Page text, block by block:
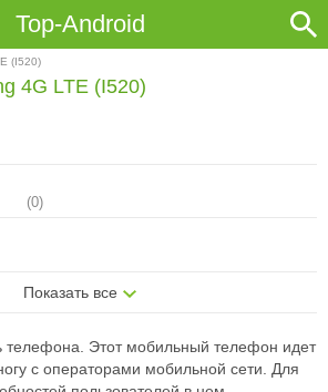
Top-Android
(I520)
(0)
Показать все
4G LTE (I520)
Этот мобильный телефон идет
с операторами мобильной сети. Для